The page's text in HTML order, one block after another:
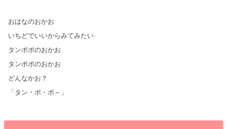
おはなのおかお
いちどでいいからみてみたい
タンポポのおかお
タンポポのおかお
どんなかお？
「タン・ポ・ポ～」